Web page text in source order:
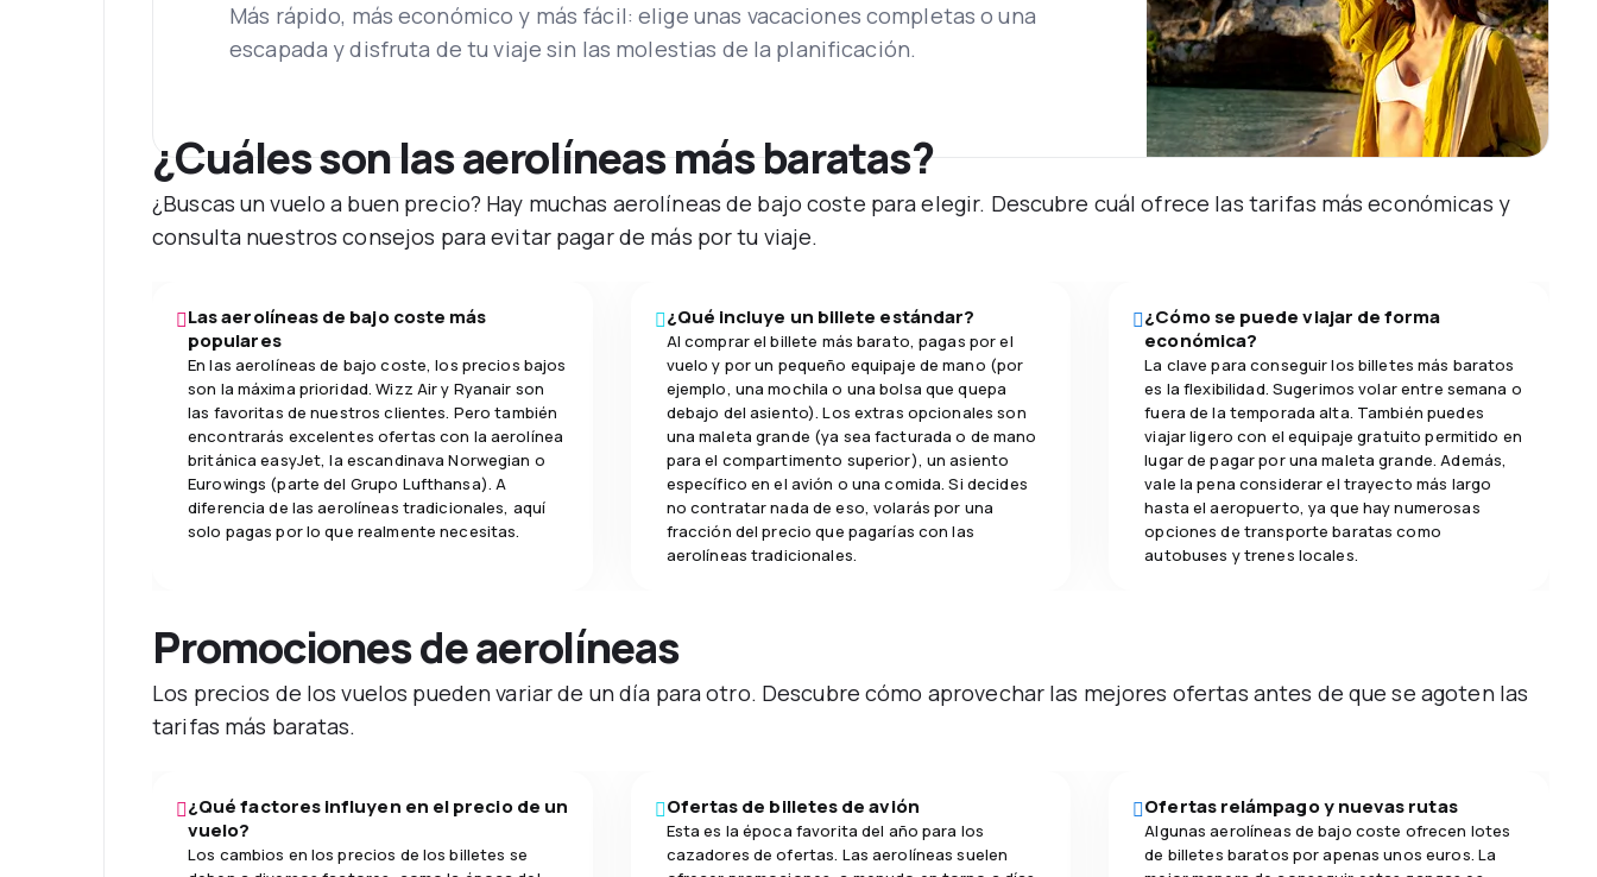
Más rápido, más económico y más fácil: elige unas vacaciones completas o una
escapada y disfruta de tu viaje sin las molestias de la planificación.
¿Cuáles son las aerolíneas más baratas?
¿Buscas un vuelo a buen precio? Hay muchas aerolíneas de bajo coste para elegir. Descubre cuál ofrece las tarifas más económicas y
consulta nuestros consejos para evitar pagar de más por tu viaje.
Las aerolíneas de bajo coste más
populares
En las aerolíneas de bajo coste, los precios bajos
son la máxima prioridad. Wizz Air y Ryanair son
las favoritas de nuestros clientes. Pero también
encontrarás excelentes ofertas con la aerolínea
británica easyJet, la escandinava Norwegian o
Eurowings (parte del Grupo Lufthansa). A
diferencia de las aerolíneas tradicionales, aquí
solo pagas por lo que realmente necesitas.
¿Qué incluye un billete estándar?
Al comprar el billete más barato, pagas por el
vuelo y por un pequeño equipaje de mano (por
ejemplo, una mochila o una bolsa que quepa
debajo del asiento). Los extras opcionales son
una maleta grande (ya sea facturada o de mano
para el compartimento superior), un asiento
específico en el avión o una comida. Si decides
no contratar nada de eso, volarás por una
fracción del precio que pagarías con las
aerolíneas tradicionales.
¿Cómo se puede viajar de forma
económica?
La clave para conseguir los billetes más baratos
es la flexibilidad. Sugerimos volar entre semana o
fuera de la temporada alta. También puedes
viajar ligero con el equipaje gratuito permitido en
lugar de pagar por una maleta grande. Además,
vale la pena considerar el trayecto más largo
hasta el aeropuerto, ya que hay numerosas
opciones de transporte baratas como
autobuses y trenes locales.
Promociones de aerolíneas
Los precios de los vuelos pueden variar de un día para otro. Descubre cómo aprovechar las mejores ofertas antes de que se agoten las
tarifas más baratas.
¿Qué factores influyen en el precio de un
vuelo?
Los cambios en los precios de los billetes se
Ofertas de billetes de avión
Esta es la época favorita del año para los
cazadores de ofertas. Las aerolíneas suelen
Ofertas relámpago y nuevas rutas
Algunas aerolíneas de bajo coste ofrecen lotes
de billetes baratos por apenas unos euros. La